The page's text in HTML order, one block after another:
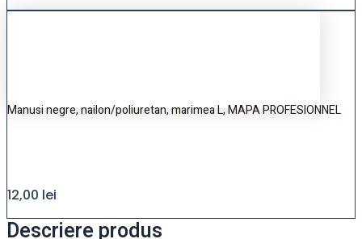
Manusi negre, nailon/poliuretan, marimea L, MAPA PROFESIONNEL
12,00 lei
Descriere produs